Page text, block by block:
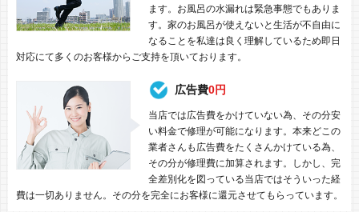
ます。お風呂の水漏れは緊急事態でもありま
す。家のお風呂が使えないと生活が不自由に
なることを私達は良く理解しているため即日
対応にて多くのお客様からご支持を頂いております。
広告費0円
当店では広告費をかけていない為、その分安
い料金で修理が可能になります。本来どこの
業者さんも広告費をたくさんかけている為、
その分が修理費に加算されます。しかし、完
全差別化を図っている当店ではそういった経
費は一切ありません。その分を完全にお客様に還元させてもらっています。